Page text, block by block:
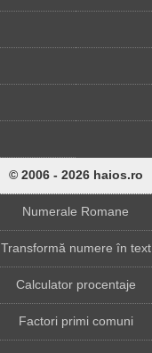
© 2006 - 2026 haios.ro
Numerale Romane
Transformă numere în text
Calculator procentaje
Factori primi comuni